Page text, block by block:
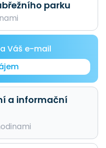
parku
Váš e-mail
a informační